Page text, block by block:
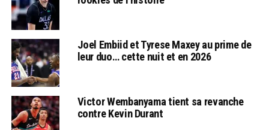
Joel Embiid et Tyrese Maxey au prime de
leur duo… cette nuit et en 2026
Victor Wembanyama tient sa revanche
contre Kevin Durant